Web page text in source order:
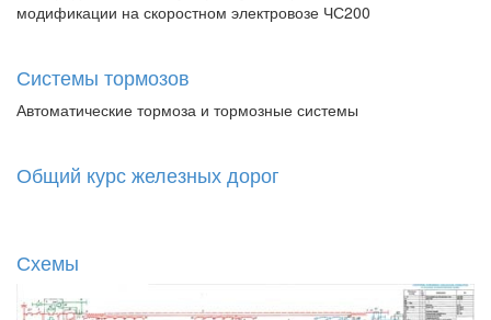
модификации на скоростном электровозе ЧС200
Системы тормозов
Автоматические тормоза и тормозные системы
Общий курс железных дорог
Схемы